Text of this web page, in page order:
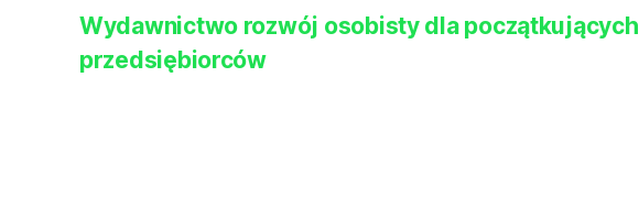
Wydawnictwo rozwój osobisty dla początkujących
przedsiębiorców